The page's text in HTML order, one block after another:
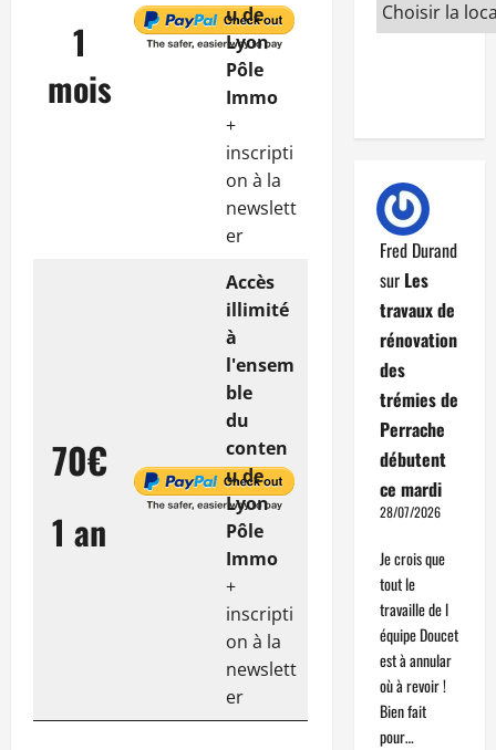
1
mois
u de
Lyon
Pôle
Immo
+
inscripti
on à la
newslett
er
70€
1 an
Accès
illimité
à
l'ensem
ble
du
conten
u de
Lyon
Pôle
Immo
+
inscripti
on à la
newslett
er
Fred Durand
sur Les
travaux de
rénovation
des
trémies de
Perrache
débutent
ce mardi
28/07/2026
Je crois que
tout le
travaille de l
équipe Doucet
est à annular
où à revoir !
Bien fait
pour…